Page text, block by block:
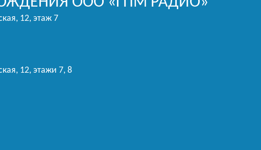
12, этаж 7
12, этажи 7, 8